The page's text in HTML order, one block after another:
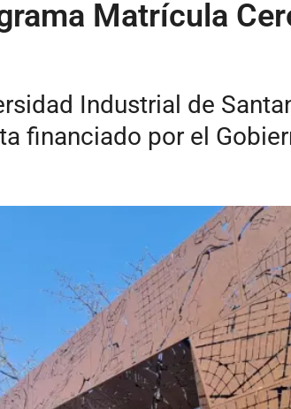
Matrícula
Industrial de
financiado por el